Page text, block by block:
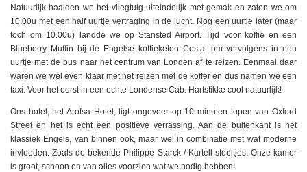
Natuurlijk haalden we het vliegtuig uiteindelijk met gemak en zaten we om
10.00u met een half uurtje vertraging in de lucht. Nog een uurtje later (maar
toch om 10.00u) landde we op Stansted Airport. Tijd voor koffie en een
Blueberry Muffin bij de Engelse koffieketen Costa, om vervolgens in een
uurtje met de bus naar het centrum van Londen af te reizen. Eenmaal daar
waren we wel even klaar met het reizen met de koffer en dus namen we een
taxi. Voor het eerst in een echte Londense Cab. Hartstikke cool natuurlijk!
Ons hotel, het Arofsa Hotel, ligt ongeveer op 10 minuten lopen van Oxford
Street en het is echt een positieve verrassing. Aan de buitenkant is het
klassiek Engels, van binnen ook, maar wel in combinatie met wat moderne
invloeden. Zoals de bekende Philippe Starck / Kartell stoeltjes. Onze kamer
is groot, schoon en van alles voorzien wat we nodig hebben!